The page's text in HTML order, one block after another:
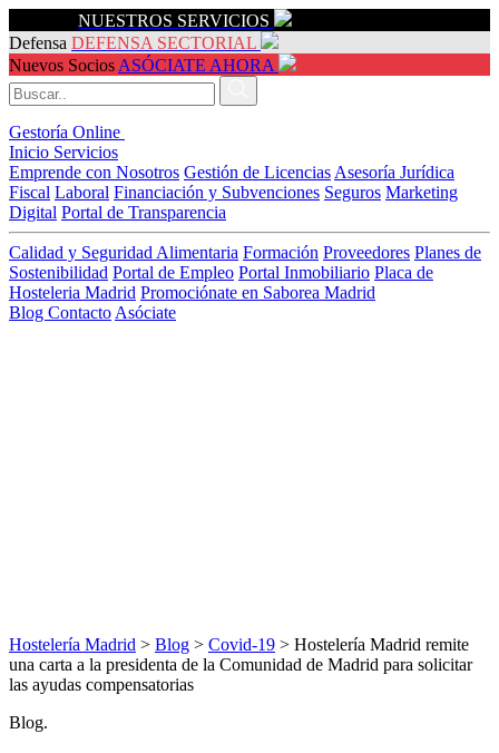
NUESTROS SERVICIOS
Defensa DEFENSA SECTORIAL
Nuevos Socios ASÓCIATE AHORA
Gestoría Online
Inicio Servicios
Emprende con Nosotros Gestión de Licencias Asesoría Jurídica
Fiscal Laboral Financiación y Subvenciones Seguros Marketing
Digital Portal de Transparencia
Calidad y Seguridad Alimentaria Formación Proveedores Planes de
Sostenibilidad Portal de Empleo Portal Inmobiliario Placa de
Hosteleria Madrid Promociónate en Saborea Madrid
Blog Contacto Asóciate
Hostelería Madrid > Blog > Covid-19 > Hostelería Madrid remite
una carta a la presidenta de la Comunidad de Madrid para solicitar
las ayudas compensatorias
Blog.